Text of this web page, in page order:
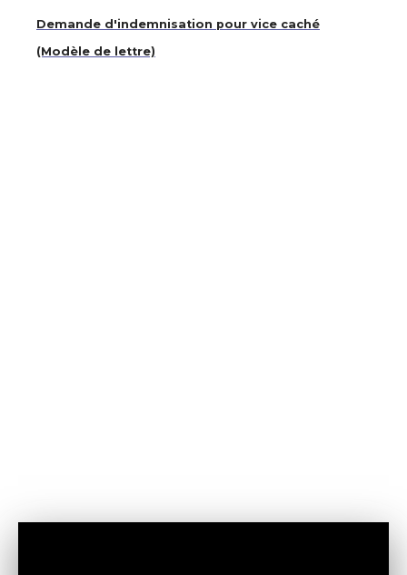
Demande d'indemnisation pour vice caché
(Modèle de lettre)